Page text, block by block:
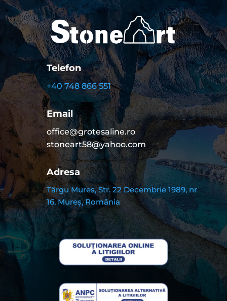
Telefon
+40 748 866 551
Email
office@grotesaline.ro
stoneart58@yahoo.com
Adresa
Târgu Mures, Str. 22 Decembrie 1989, nr
16, Mureș, România